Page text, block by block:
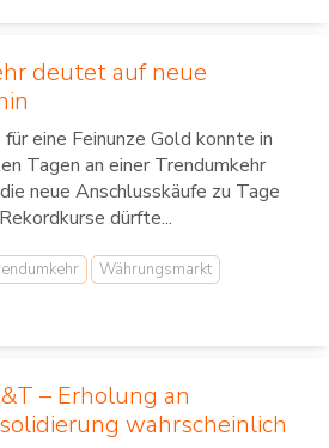
deutet auf neue
eine Feinunze Gold konnte in
Tagen an einer Trendumkehr
neue Anschlusskäufe zu Tage
dürfte...
Währungsmarkt
– Erholung an
wahrscheinlich